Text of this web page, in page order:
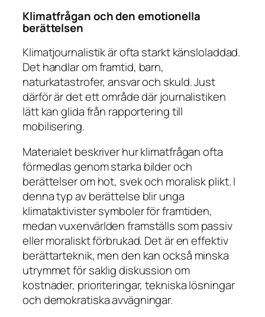
Klimatfrågan och den emotionella
berättelsen
Klimatjournalistik är ofta starkt känsloladdad.
Det handlar om framtid, barn,
naturkatastrofer, ansvar och skuld. Just
därför är det ett område där journalistiken
lätt kan glida från rapportering till
mobilisering.
Materialet beskriver hur klimatfrågan ofta
förmedlas genom starka bilder och
berättelser om hot, svek och moralisk plikt. I
denna typ av berättelse blir unga
klimataktivister symboler för framtiden,
medan vuxenvärlden framställs som passiv
eller moraliskt förbrukad. Det är en effektiv
berättarteknik, men den kan också minska
utrymmet för saklig diskussion om
kostnader, prioriteringar, tekniska lösningar
och demokratiska avvägningar.